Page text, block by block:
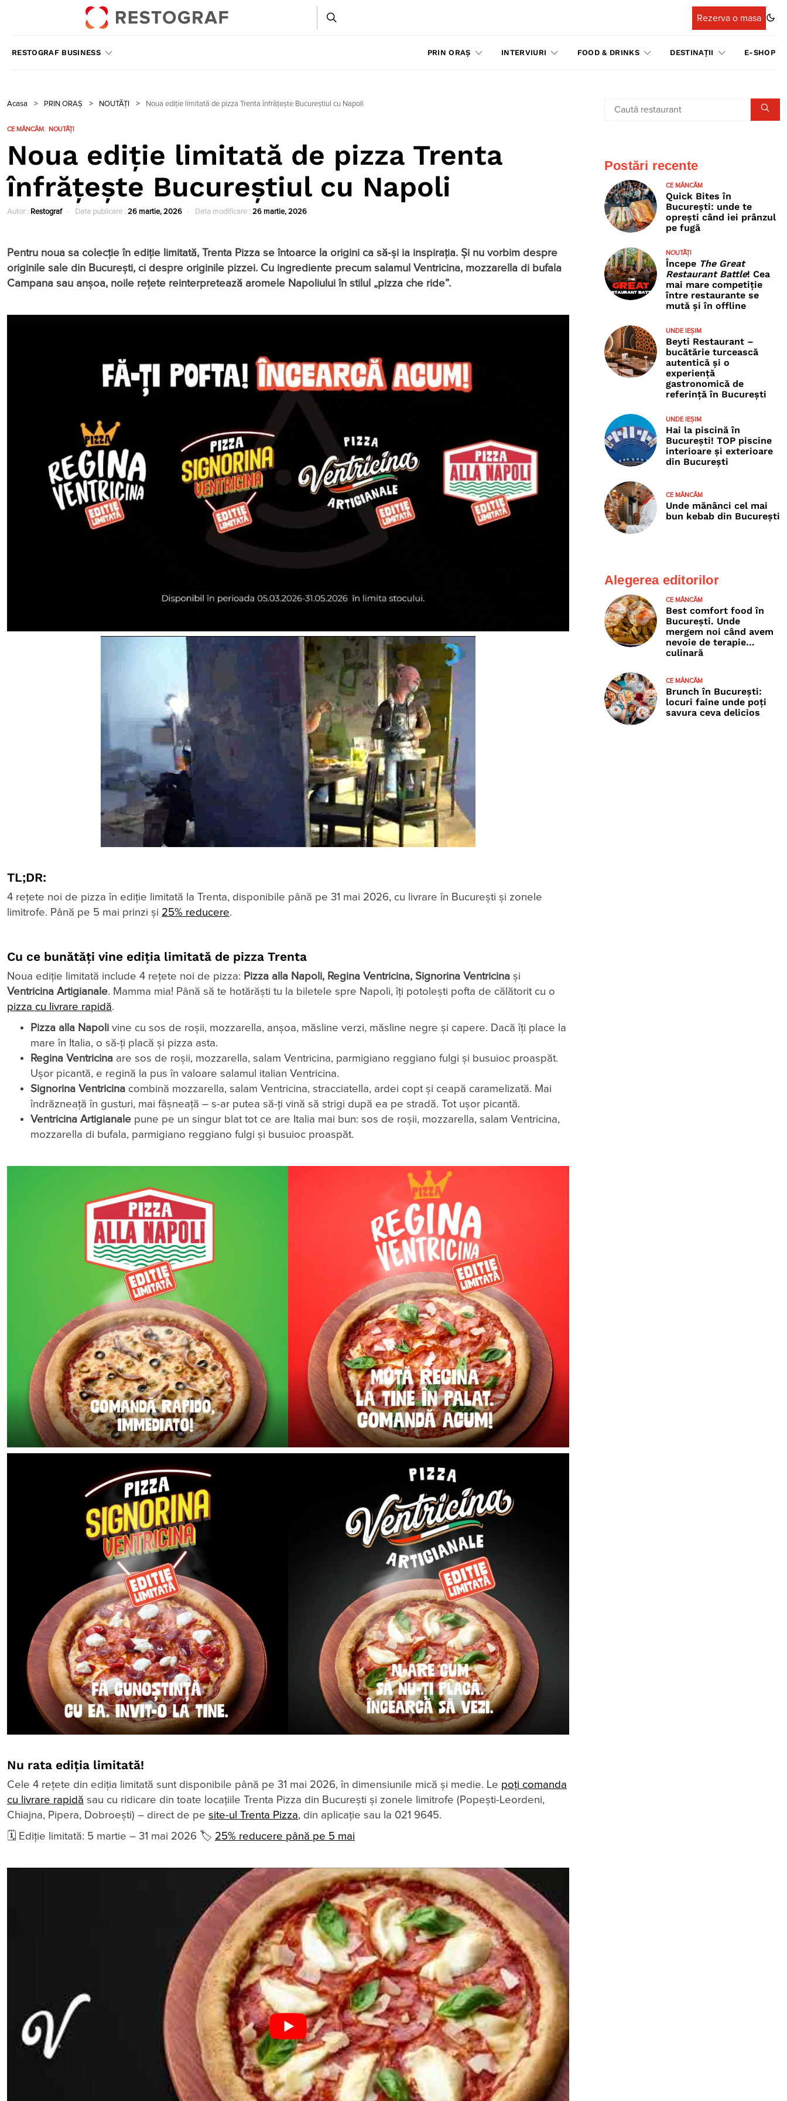
Rezerva o masa
RESTOGRAF BUSINESS PRIN ORAȘ INTERVIURI FOOD & DRINKS DESTINAȚII E-SHOP
Acasa > PRIN ORAȘ > NOUTĂȚI > Noua ediție limitată de pizza Trenta înfrățește Bucureștiul cu Napoli
CE MÂNCĂM NOUTĂȚI
Noua ediție limitată de pizza Trenta
înfrățește Bucureștiul cu Napoli
Autor : Restograf Data publicare : 26 martie, 2026 Data modificare : 26 martie, 2026
Pentru noua sa colecție în ediție limitată, Trenta Pizza se întoarce la origini ca să-și ia inspirația. Și nu vorbim despre
originile sale din București, ci despre originile pizzei. Cu ingrediente precum salamul Ventricina, mozzarella di bufala
Campana sau anșoa, noile rețete reinterpretează aromele Napoliului în stilul „pizza che ride”.
TL;DR:
4 rețete noi de pizza în ediție limitată la Trenta, disponibile până pe 31 mai 2026, cu livrare în București și zonele
limitrofe. Până pe 5 mai prinzi și 25% reducere.
Cu ce bunătăți vine ediția limitată de pizza Trenta
Noua ediție limitată include 4 rețete noi de pizza: Pizza alla Napoli, Regina Ventricina, Signorina Ventricina și
Ventricina Artigianale. Mamma mia! Până să te hotărăști tu la biletele spre Napoli, îți potolești pofta de călătorit cu o
pizza cu livrare rapidă.
Pizza alla Napoli vine cu sos de roșii, mozzarella, anșoa, măsline verzi, măsline negre și capere. Dacă îți place la
mare în Italia, o să-ți placă și pizza asta.
Regina Ventricina are sos de roșii, mozzarella, salam Ventricina, parmigiano reggiano fulgi și busuioc proaspăt.
Ușor picantă, e regină la pus în valoare salamul italian Ventricina.
Signorina Ventricina combină mozzarella, salam Ventricina, stracciatella, ardei copt și ceapă caramelizată. Mai
îndrăzneață în gusturi, mai fâșneață – s-ar putea să-ți vină să strigi după ea pe stradă. Tot ușor picantă.
Ventricina Artigianale pune pe un singur blat tot ce are Italia mai bun: sos de roșii, mozzarella, salam Ventricina,
mozzarella di bufala, parmigiano reggiano fulgi și busuioc proaspăt.
Nu rata ediția limitată!
Cele 4 rețete din ediția limitată sunt disponibile până pe 31 mai 2026, în dimensiunile mică și medie. Le poți comanda
cu livrare rapidă sau cu ridicare din toate locațiile Trenta Pizza din București și zonele limitrofe (Popești-Leordeni,
Chiajna, Pipera, Dobroești) – direct de pe site-ul Trenta Pizza, din aplicație sau la 021 9645.
🗓️ Ediție limitată: 5 martie – 31 mai 2026 🏷️ 25% reducere până pe 5 mai
Postări recente
CE MÂNCĂM
Quick Bites în
București: unde te
oprești când iei prânzul
pe fugă
NOUTĂȚI
Începe The Great
Restaurant Battle! Cea
mai mare competiție
între restaurante se
mută și în offline
UNDE IEȘIM
Beyti Restaurant –
bucătărie turcească
autentică și o
experiență
gastronomică de
referință în București
UNDE IEȘIM
Hai la piscină în
București! TOP piscine
interioare și exterioare
din București
CE MÂNCĂM
Unde mănânci cel mai
bun kebab din București
Alegerea editorilor
CE MÂNCĂM
Best comfort food în
București. Unde
mergem noi când avem
nevoie de terapie…
culinară
CE MÂNCĂM
Brunch în București:
locuri faine unde poţi
savura ceva delicios